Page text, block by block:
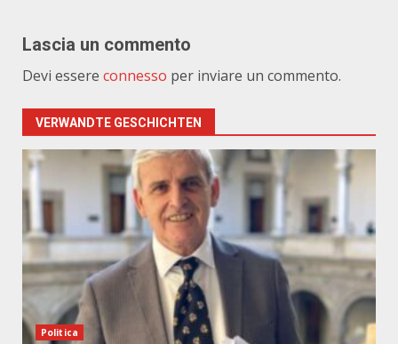
Lascia un commento
Devi essere connesso per inviare un commento.
VERWANDTE GESCHICHTEN
Politica